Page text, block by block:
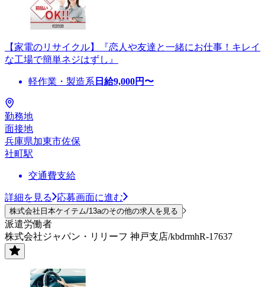
【家電のリサイクル】『恋人や友達と一緒にお仕事！キレイ
な工場で簡単ネジはずし』
軽作業・製造系 日給9,000円〜
勤務地
面接地
兵庫県加東市佐保
社町駅
交通費支給
詳細を見る 応募画面に進む
株式会社日本ケイテム/13aのその他の求人を見る
派遣労働者
株式会社ジャパン・リリーフ 神戸支店/kbdrmhR-17637